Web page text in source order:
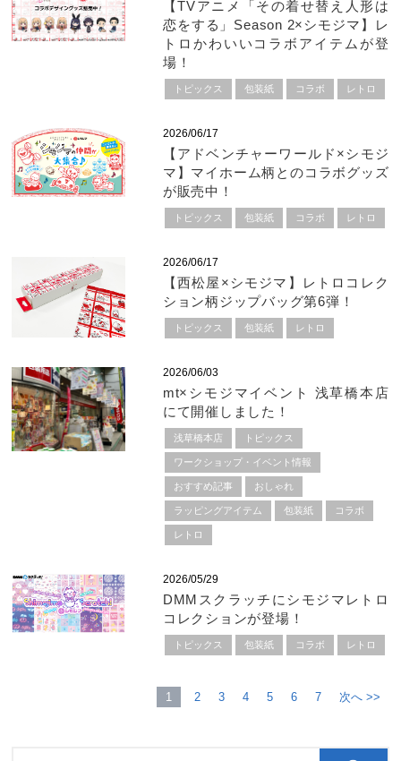
【TVアニメ「その着せ替え人形は
恋をする」Season 2×シモジマ】レ
トロかわいいコラボアイテムが登
場！
トピックス 包装紙 コラボ レトロ
2026/06/17
【アドベンチャーワールド×シモジ
マ】マイホーム柄とのコラボグッズ
が販売中！
トピックス 包装紙 コラボ レトロ
2026/06/17
【西松屋×シモジマ】レトロコレク
ション柄ジップバッグ第6弾！
トピックス 包装紙 レトロ
2026/06/03
mt×シモジマイベント 浅草橋本店
にて開催しました！
浅草橋本店 トピックス
ワークショップ・イベント情報
おすすめ記事 おしゃれ
ラッピングアイテム 包装紙 コラボ
レトロ
2026/05/29
DMMスクラッチにシモジマレトロ
コレクションが登場！
トピックス 包装紙 コラボ レトロ
1 2 3 4 5 6 7 次へ >>